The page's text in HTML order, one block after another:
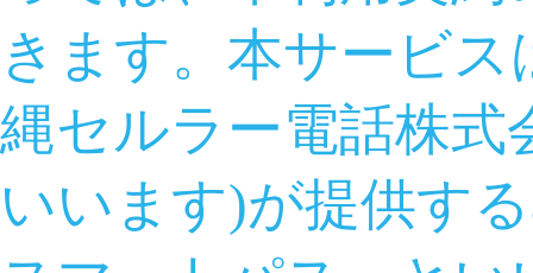
きます。本サービ
縄セルラー電話株式
いいます)が提供す